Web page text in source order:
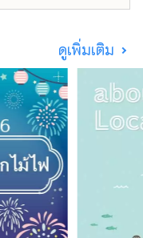
งสวนที่ล้อมรอบด้วย
อิชิคาวะไหลผ่าน
ที่อุดมไปด้วยมรดกทาง
ม
ดูเพิ่มเติม